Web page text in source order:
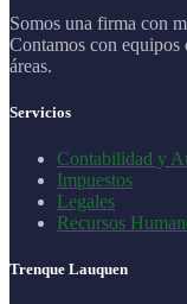
Somos una firma con
Contamos con equipos
áreas.
Servicios
Contabilidad y
Impuestos
Legales
Recursos
Trenque Lauquen